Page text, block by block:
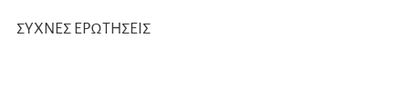
ΣΥΧΝΕΣ ΕΡΩΤΗΣΕΙΣ